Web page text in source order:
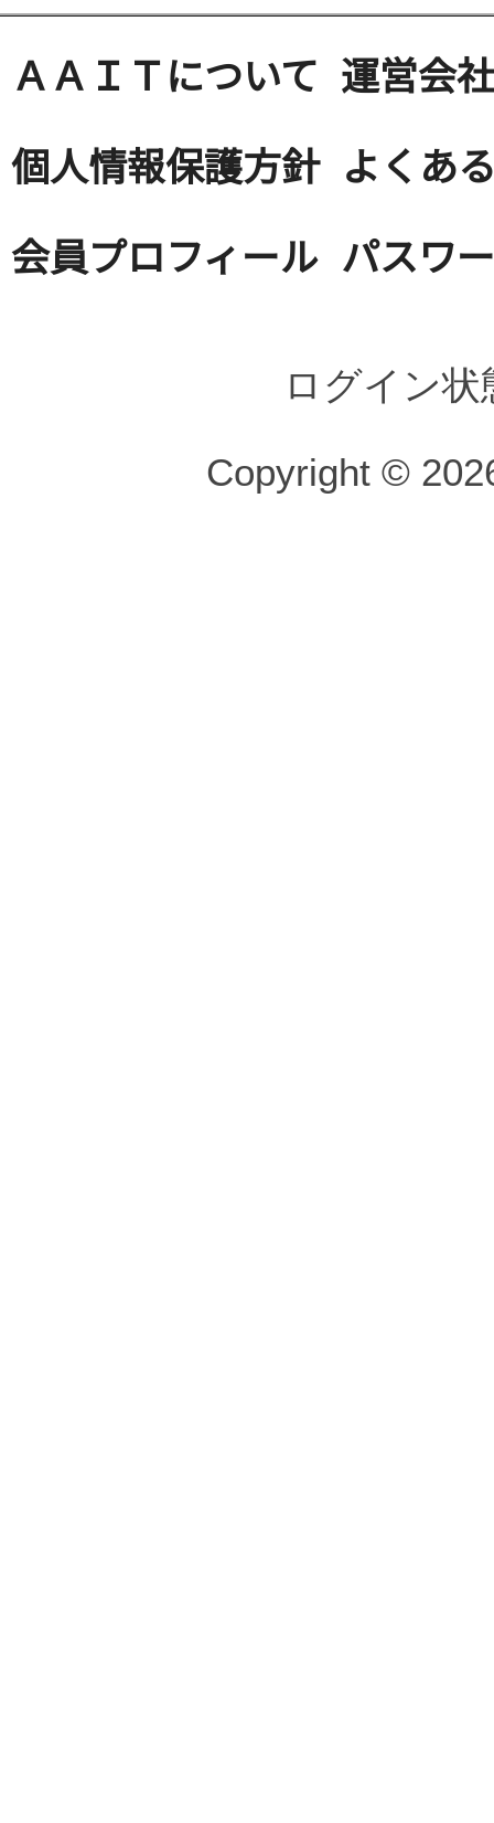
ＡＡＩＴについて 運営会社
個人情報保護方針 よくあ
会員プロフィール パスワ
ログイン
Copyright ©